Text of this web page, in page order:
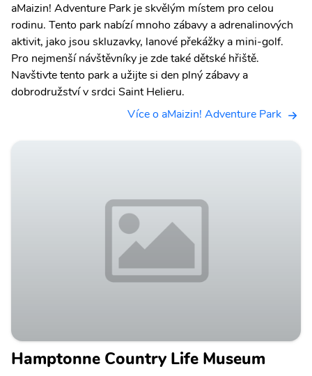
aMaizin! Adventure Park je skvělým místem pro celou
rodinu. Tento park nabízí mnoho zábavy a adrenalinových
aktivit, jako jsou skluzavky, lanové překážky a mini-golf.
Pro nejmenší návštěvníky je zde také dětské hřiště.
Navštivte tento park a užijte si den plný zábavy a
dobrodružství v srdci Saint Helieru.
Více o aMaizin! Adventure Park
Hamptonne Country Life Museum